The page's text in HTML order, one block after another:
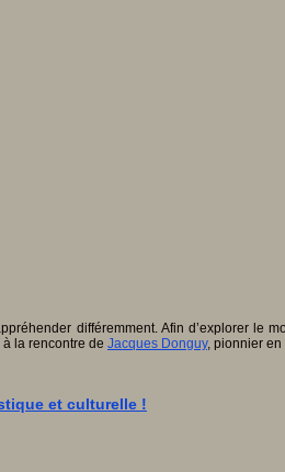
différemment. Afin d’explorer le
à la rencontre de Jacques Donguy, pionnier en
et culturelle !